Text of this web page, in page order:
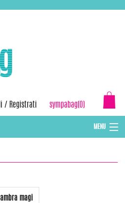
/ Registrati sympabag(0)
MENU
ambra magi